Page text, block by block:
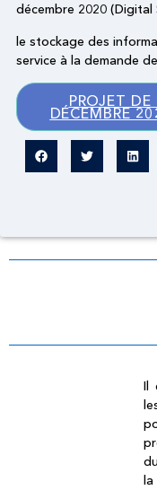
décembre 2020
le stockage des
service à la demande
PROJET
DÉCEMBRE
Il